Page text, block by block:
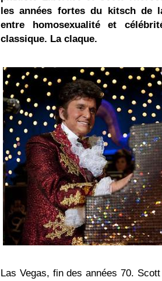
les années fortes du kitsch de
entre homosexualité et
classique. La claque.
Las Vegas, fin des années 70.